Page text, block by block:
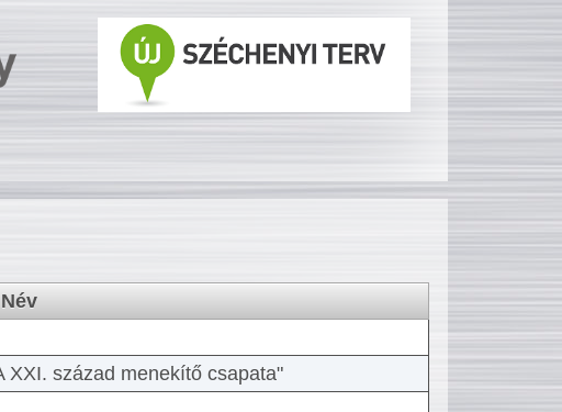
Név
XXI. század menekítő csapata"